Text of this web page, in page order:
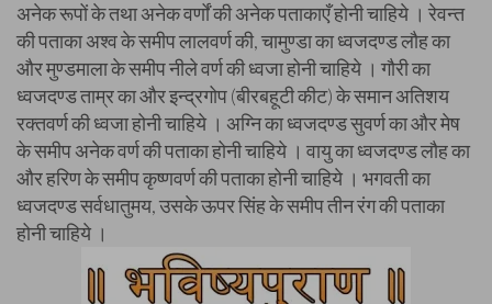
अनेक रूपों के तथा अनेक वर्णों की अनेक पताकाएँ होनी चाहिये । रेवन्त
की पताका अश्व के समीप लालवर्ण की, चामुण्डा का ध्वजदण्ड लौह का
और मुण्डमाला के समीप नीले वर्ण की ध्वजा होनी चाहिये । गौरी का
ध्वजदण्ड ताम्र का और इन्द्रगोप (बीरबहूटी कीट) के समान अतिशय
रक्तवर्ण की ध्वजा होनी चाहिये । अग्नि का ध्वजदण्ड सुवर्ण का और मेष
के समीप अनेक वर्ण की पताका होनी चाहिये । वायु का ध्वजदण्ड लौह का
और हरिण के समीप कृष्णवर्ण की पताका होनी चाहिये । भगवती का
ध्वजदण्ड सर्वधातुमय, उसके ऊपर सिंह के समीप तीन रंग की पताका
होनी चाहिये ।